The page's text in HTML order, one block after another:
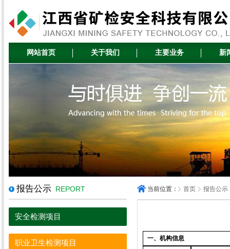
网站首页 关于我们 主要业务 新
报告公示 REPORT
安全检测项目
职业卫生检测项目
当前位置： 首页 报告公示
一、机构信息